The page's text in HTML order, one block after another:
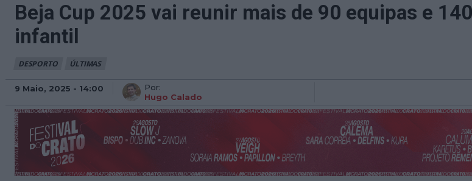
Beja Cup 2025 vai reunir mais de 90 equipas e
infantil
DESPORTO ÚLTIMAS
9 Maio, 2025 - 14:00
Por:
Hugo Calado